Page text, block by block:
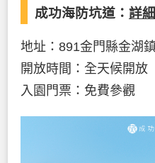
成功海防坑道： 詳
地址：891金門縣金湖
開放時間：全天候開放
入園門票：免費參觀